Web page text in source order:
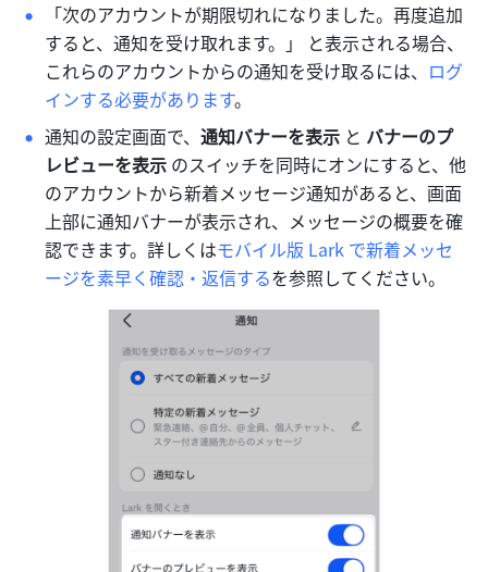
「次のアカウントが期限切れになりました。再度追加
すると、通知を受け取れます。」
と表示される場合、
これらのアカウントからの通知を受け取るには、 ログ
インする必要があります。
通知の設定画面で、通知バナーを表示 と バナーのプ
レビューを表示 のスイッチを同時にオンにすると、他
のアカウントから新着メッセージ通知があると、画面
上部に通知バナーが表示され、メッセージの概要を確
認できます。詳しくはモバイル版 Lark で新着メッセ
ージを素早く確認・返信するを参照してください。